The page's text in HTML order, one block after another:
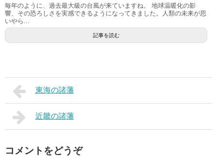
毎年のように、過去最大級の台風が来ていますね。 地球温暖化の影
響、その恐ろしさを実感できるようになってきました。人類の未来が思
いやら...
記事を読む
東海の諸藩
近畿の諸藩
コメントをどうぞ